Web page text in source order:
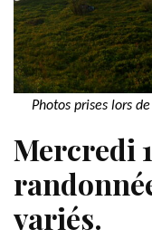
Photos prises lors
Mercredi
variés.